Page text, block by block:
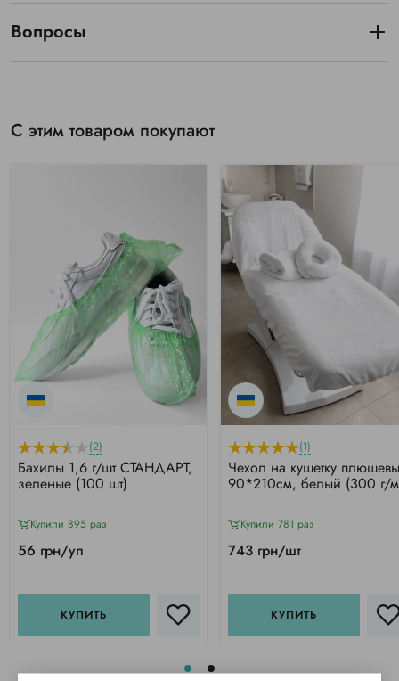
Вопросы
С этим товаром покупают
(2)
Бахилы 1,6 г/шт СТАНДАРТ,
зеленые (100 шт)
Купили 895 раз
56 грн/уп
КУПИТЬ
(1)
Чехол на кушетку
90*210см, белый (300 г/
Купили 781 раз
743 грн/шт
КУПИТЬ